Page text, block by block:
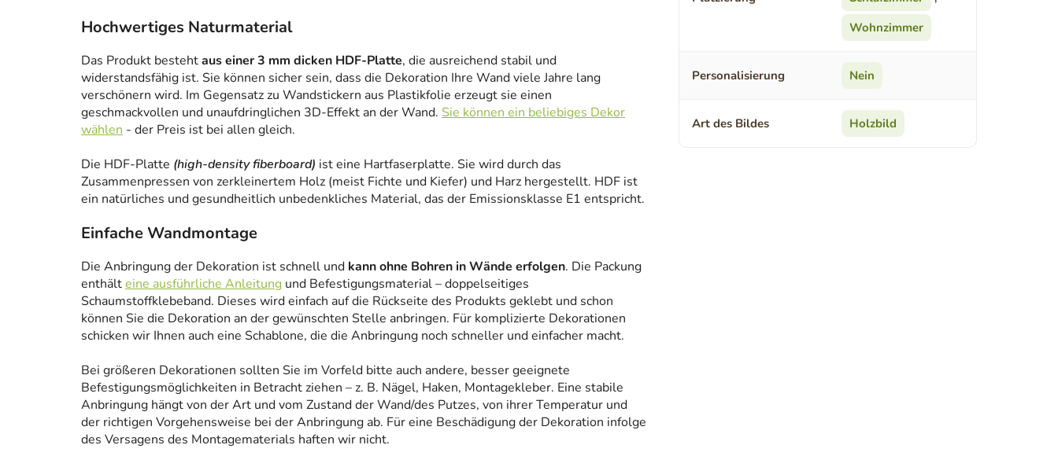
Hochwertiges Naturmaterial
Das Produkt bestehtaus einer 3 mm dicken HDF-Platte, die ausreichend stabil und
widerstandsfähig ist. Sie können sicher sein, dass die Dekoration Ihre Wand viele Jahre lang
verschönern wird. Im Gegensatz zu Wandstickern aus Plastikfolie erzeugt sie einen
geschmackvollen und unaufdringlichen 3D-Effekt an der Wand. Sie können ein beliebiges Dekor
wählen - der Preis ist bei allen gleich.
Die HDF-Platte (high-density fiberboard) ist eine Hartfaserplatte. Sie wird durch das
Zusammenpressen von zerkleinertem Holz (meist Fichte und Kiefer) und Harz hergestellt. HDF ist
ein natürliches und gesundheitlich unbedenkliches Material, das der Emissionsklasse E1 entspricht.
Einfache Wandmontage
Die Anbringung der Dekoration ist schnell und kann ohne Bohren in Wände erfolgen. Die Packung
enthälteine ausführliche Anleitung und Befestigungsmaterial – doppelseitiges
Schaumstoffklebeband. Dieses wird einfach auf die Rückseite des Produkts geklebt und schon
können Sie die Dekoration an der gewünschten Stelle anbringen. Für komplizierte Dekorationen
schicken wir Ihnen auch eine Schablone, die die Anbringung noch schneller und einfacher macht.
Bei größeren Dekorationen sollten Sie im Vorfeld bitte auch andere, besser geeignete
Befestigungsmöglichkeiten in Betracht ziehen – z. B. Nägel, Haken, Montagekleber. Eine stabile
Anbringung hängt von der Art und vom Zustand der Wand/des Putzes, von ihrer Temperatur und
der richtigen Vorgehensweise bei der Anbringung ab. Für eine Beschädigung der Dekoration infolge
des Versagens des Montagematerials haften wir nicht.
Wohnzimmer
Personalisierung Nein
Art des Bildes Holzbild